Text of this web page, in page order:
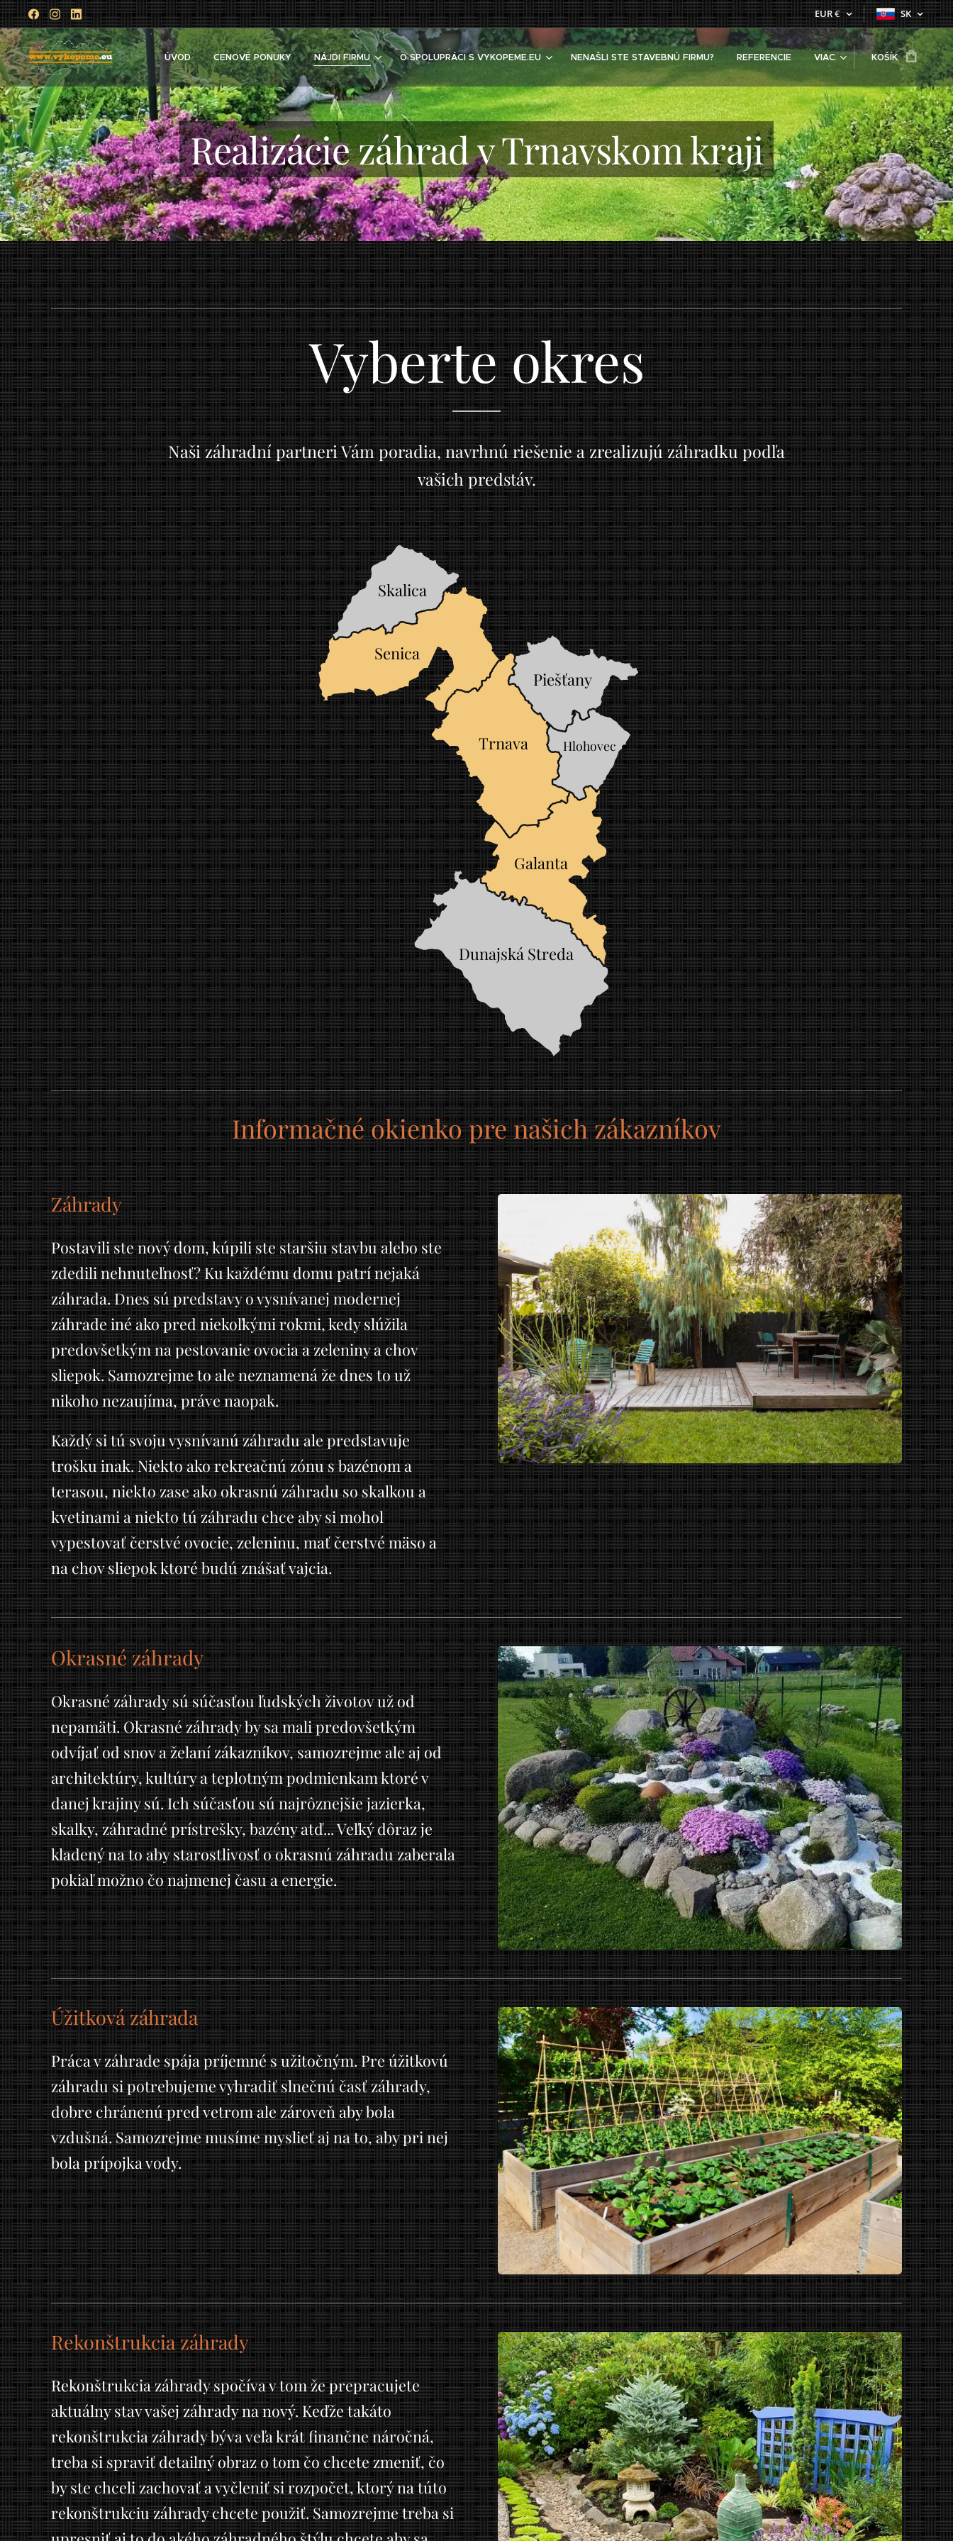
EUR€ SK
ÚVOD CENOVÉ PONUKY NÁJDI FIRMU O SPOLUPRÁCI S VYKOPEME.EU NENAŠLI STE STAVEBNÚ FIRMU? REFERENCIE VIAC KOŠÍK
Realizácie záhrad v Trnavskom kraji
Vyberte okres
Naši záhradní partneri Vám poradia, navrhnú riešenie a zrealizujú záhradku podľa
vašich predstáv.
Piešťany
Skalica
Senica
Trnava Hlohovec
Galanta
Dunajská Streda
Informačné okienko pre našich zákazníkov
Záhrady
Postavili ste nový dom, kúpili ste staršiu stavbu alebo ste
zdedili nehnuteľnosť? Ku každému domu patrí nejaká
záhrada. Dnes sú predstavy o vysnívanej modernej
záhrade iné ako pred niekoľkými rokmi, kedy slúžila
predovšetkým na pestovanie ovocia a zeleniny a chov
sliepok. Samozrejme to ale neznamená že dnes to už
nikoho nezaujíma, práve naopak.
Každý si tú svoju vysnívanú záhradu ale predstavuje
trošku inak. Niekto ako rekreačnú zónu s bazénom a
terasou, niekto zase ako okrasnú záhradu so skalkou a
kvetinami a niekto tú záhradu chce aby si mohol
vypestovať čerstvé ovocie, zeleninu, mať čerstvé mäso a
na chov sliepok ktoré budú znášať vajcia.
Okrasné záhrady
Okrasné záhrady sú súčasťou ľudských životov už od
nepamäti. Okrasné záhrady by sa mali predovšetkým
odvíjať od snov a želaní zákazníkov, samozrejme ale aj od
architektúry, kultúry a teplotným podmienkam ktoré v
danej krajiny sú. Ich súčasťou sú najrôznejšie jazierka,
skalky, záhradné prístrešky, bazény atď... Veľký dôraz je
kladený na to aby starostlivosť o okrasnú záhradu zaberala
pokiaľ možno čo najmenej času a energie.
Úžitková záhrada
Práca v záhrade spája príjemné s užitočným. Pre úžitkovú
záhradu si potrebujeme vyhradiť slnečnú časť záhrady,
dobre chránenú pred vetrom ale zároveň aby bola
vzdušná. Samozrejme musíme myslieť aj na to, aby pri nej
bola prípojka vody.
Rekonštrukcia záhrady
Rekonštrukcia záhrady spočíva v tom že prepracujete
aktuálny stav vašej záhrady na nový. Keďže takáto
rekonštrukcia záhrady býva veľa krát finančne náročná,
treba si spraviť detailný obraz o tom čo chcete zmeniť, čo
by ste chceli zachovať a vyčleniť si rozpočet, ktorý na túto
rekonštrukciu záhrady chcete použiť. Samozrejme treba si